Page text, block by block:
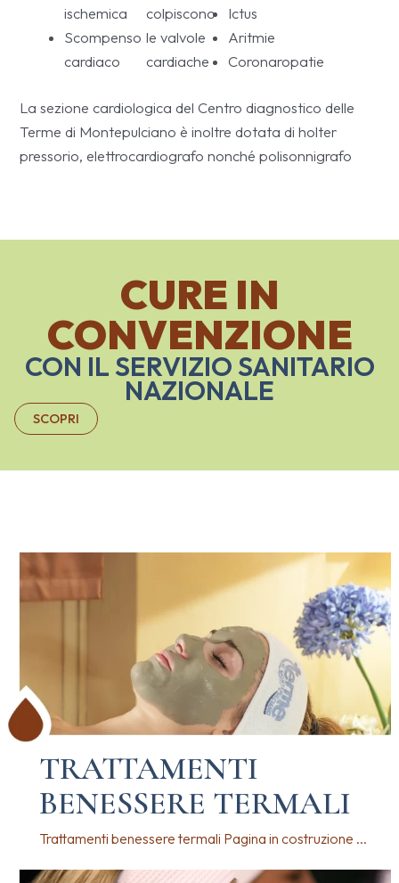
ischemica
Scompenso
cardiaco
colpiscono
le valvole
cardiache
Ictus
Aritmie
Coronaropatie
La sezione cardiologica del Centro diagnostico delle
Terme di Montepulciano è inoltre dotata di holter
pressorio, elettrocardiografo nonché polisonnigrafo
CURE IN
CONVENZIONE
CON IL SERVIZIO SANITARIO
NAZIONALE
SCOPRI
TRATTAMENTI
BENESSERE TERMALI
Trattamenti benessere termali Pagina in costruzione ...